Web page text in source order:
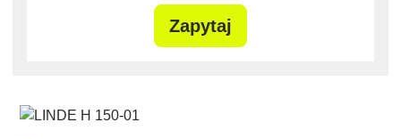
Zapytaj